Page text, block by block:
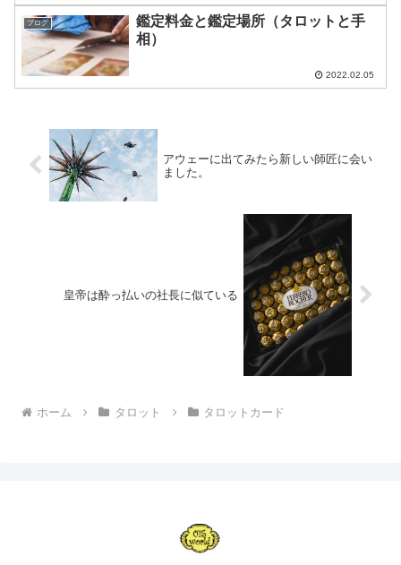
ブログ
鑑定料金と鑑定場所（タロットと手
相）
2022.02.05
アウェーに出てみたら新しい師匠に会い
ました。
皇帝は酔っ払いの社長に似ている
ホーム タロット タロットカード